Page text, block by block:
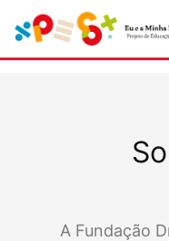
A Fundação